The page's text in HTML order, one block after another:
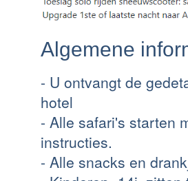
Algemene
- U ontvangt de
hotel
- Alle safari's starten
instructies.
- Alle snacks en